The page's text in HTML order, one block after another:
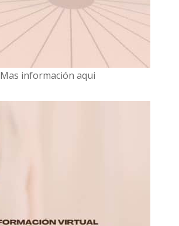
Mas información aqui